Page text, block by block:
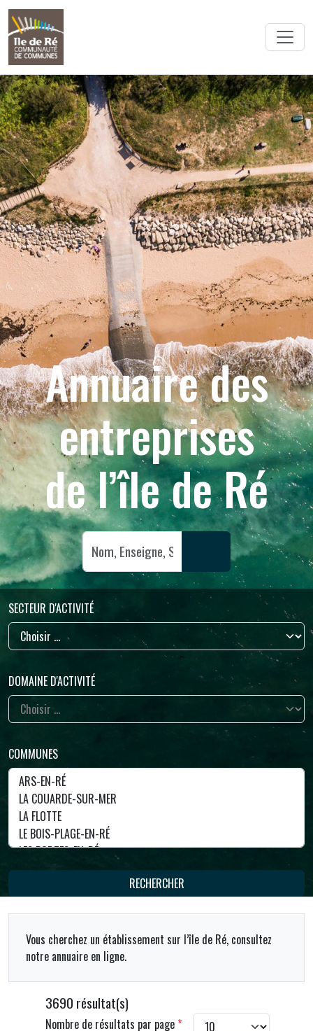
Annuaire des
entreprises
de l’île de Ré
SECTEUR D'ACTIVITÉ
DOMAINE D'ACTIVITÉ
COMMUNES
RECHERCHER
Vous cherchez un établissement sur l’île de Ré, consultez
notre annuaire en ligne.
3690 résultat(s)
Nombre de résultats par page *